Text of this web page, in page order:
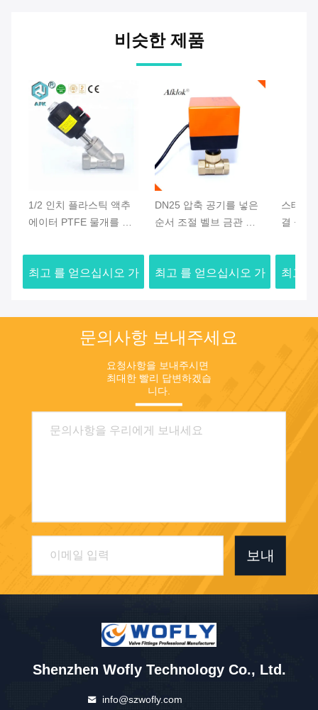
비슷한 제품
1/2 인치 플라스틱 액추
에이터 PTFE 물개를 가
력 통제 벨브
최고 를 얻으십시오 가
DN25 압축 공기를 넣은
순서 조절 벨브 금관 악
직원 내구재
최고 를 얻으십시오 가
스테인
결 실을
최고
문의사항 보내주세요
요청사항을 보내주시면
최대한 빨리 답변하겠습
니다.
보내
Shenzhen Wofly Technology Co., Ltd.
info@szwofly.com